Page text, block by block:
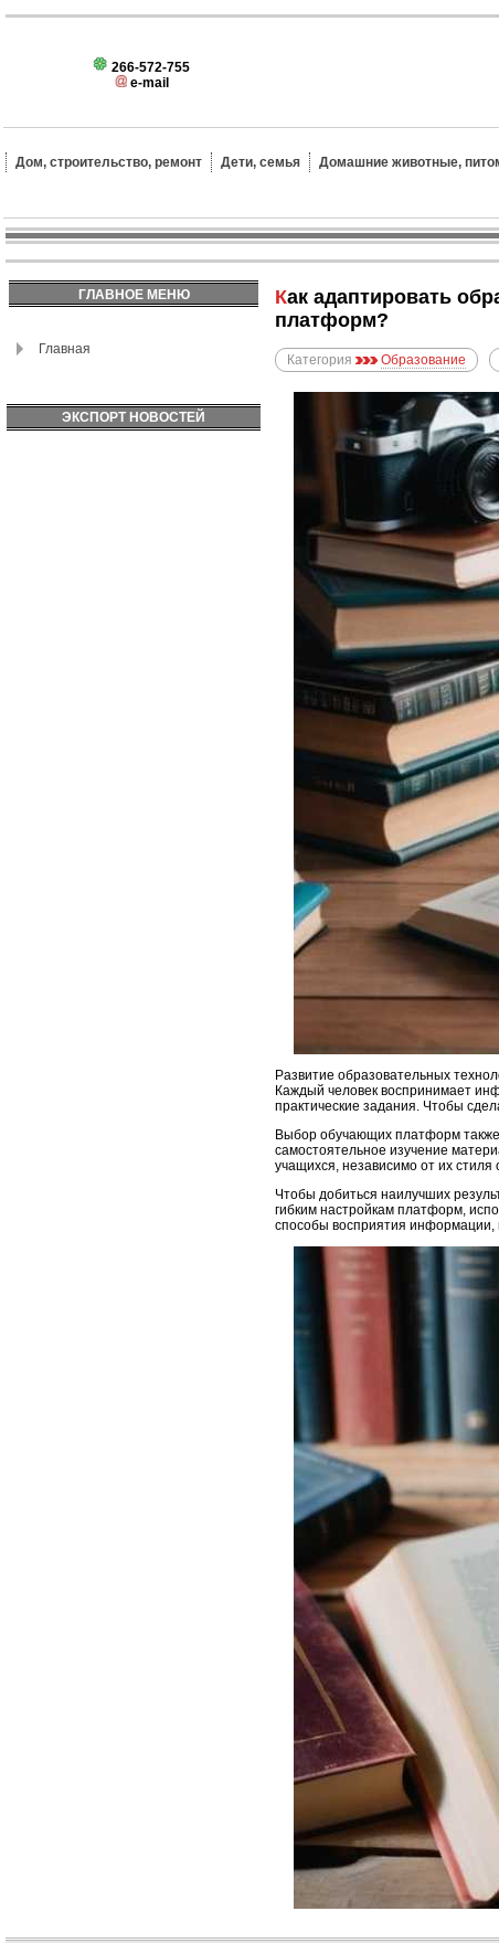
266-572-755
e-mail
Дом, строительство, ремонт Дети, семья Домашние животные,
ГЛАВНОЕ МЕНЮ
Главная
ЭКСПОРТ НОВОСТЕЙ
Как адаптировать образовательные технологии для разных типов учащихся и обучающих
платформ?
Категория Образование
Развитие образовательных
Каждый человек воспринимает
практические задания. Чтобы
Выбор обучающих платформ также
самостоятельное изучение
учащихся, независимо от их стиля
Чтобы добиться наилучших
гибким настройкам платформ,
способы восприятия информации,